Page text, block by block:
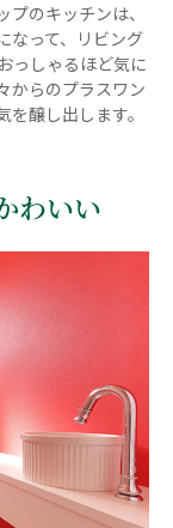
のキッチンは、
なって、リビング
っしゃるほど気に
からのプラスワン
醸し出します。
わいい